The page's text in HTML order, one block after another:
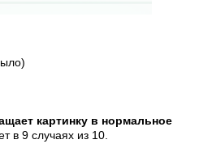
картинку в нормальное
в 9 случаях из 10.